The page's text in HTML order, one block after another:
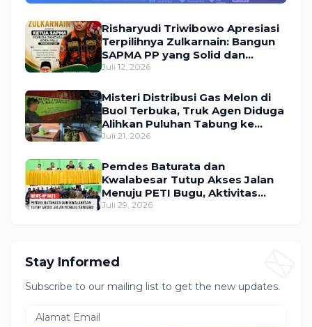
Utama Umroh Menanti Peserta
Risharyudi Triwibowo Apresiasi
Terpilihnya Zulkarnain: Bangun
SAPMA PP yang Solid dan
Bermanfaat bagi Masyarakat
Juli 12, 2026
Misteri Distribusi Gas Melon di
Buol Terbuka, Truk Agen Diduga
Alihkan Puluhan Tabung ke
Lokasi Tak Resmi
Juli 21, 2026
Pemdes Baturata dan
Kwalabesar Tutup Akses Jalan
Menuju PETI Bugu, Aktivitas
Tambang Diduga Masih
Juli 29, 2026
Stay Informed
Subscribe to our mailing list to get the new updates.